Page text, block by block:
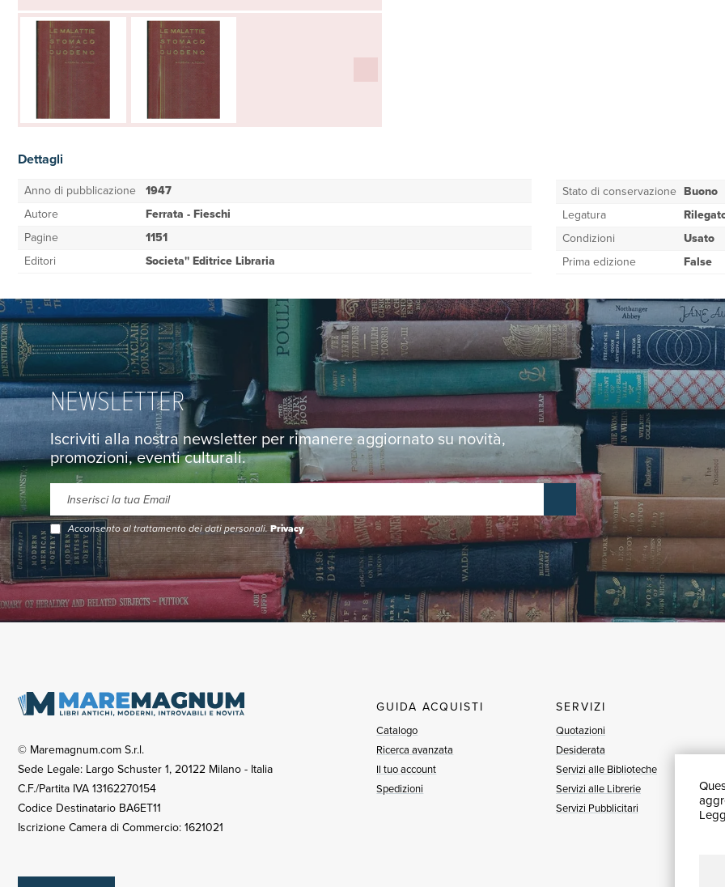
Dettagli
Anno di pubblicazione 1947
Autore
Ferrata - Fieschi
Pagine
1151
Editori
Societa'' Editrice Libraria
Stato di conservazione Buono
Legatura
Condizioni
Usato
Prima edizione
False
NEWSLETTER
Iscriviti alla nostra newsletter per rimanere aggiornato su novità,
promozioni, eventi culturali.
Acconsento al trattamento dei dati personali.Privacy
© Maremagnum.com S.r.l.
Sede Legale: Largo Schuster 1, 20122 Milano - Italia
C.F./Partita IVA 13162270154
Codice Destinatario BA6ET11
Iscrizione Camera di Commercio: 1621021
GUIDA ACQUISTI
Catalogo
Ricerca avanzata
Il tuo account
Spedizioni
SERVIZI
Quotazioni
Desiderata
Servizi alle Biblioteche
Servizi alle Librerie
Servizi Pubblicitari